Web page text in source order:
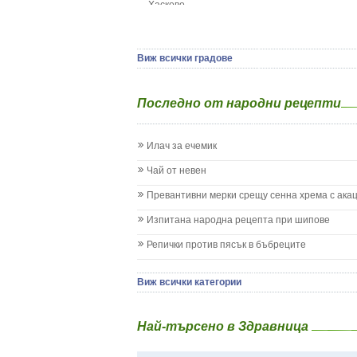
Детски диабет
Жълтеница
Запек на бебето и детето
Кашлица при бебето и детето
Колики
Менингит
Млечница
Нощно напикаване - енуреза
Плач
Хасково
Виж всички градове
Последно от народни рецепти
Илач за ечемик
Чай от невен
Превантивни мерки срещу сенна хрема с
Изпитана народна рецепта при шипове
Репички против пясък в бъбреците
Виж всички категории
Най-търсено в Здравница